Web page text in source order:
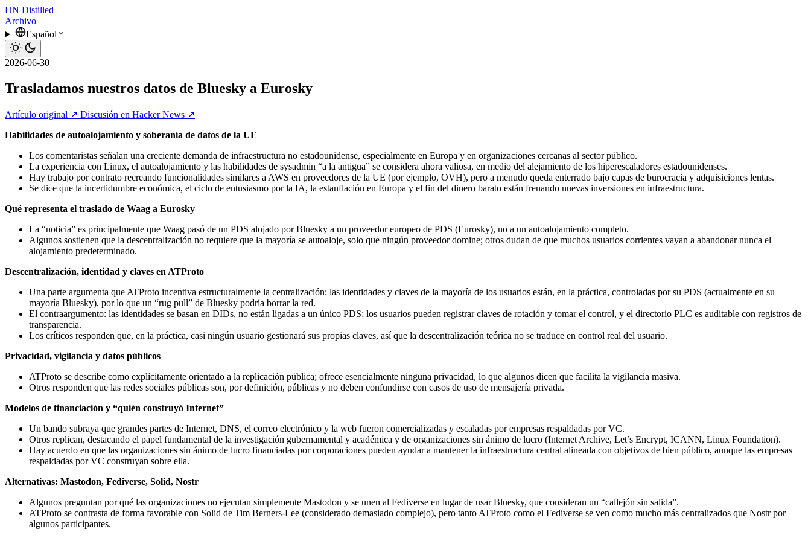
HN Distilled
Archivo
Español
2026-06-30
Trasladamos nuestros datos de Bluesky a Eurosky
Artículo original ↗ Discusión en Hacker News ↗
Habilidades de autoalojamiento y soberanía de datos de la UE
Los comentaristas señalan una creciente demanda de infraestructura no estadounidense, especialmente en Europa y en organizaciones cercanas al sector público.
La experiencia con Linux, el autoalojamiento y las habilidades de sysadmin “a la antigua” se considera ahora valiosa, en medio del alejamiento de los hiperescaladores estadounidenses.
Hay trabajo por contrato recreando funcionalidades similares a AWS en proveedores de la UE (por ejemplo, OVH), pero a menudo queda enterrado bajo capas de burocracia y adquisiciones lentas.
Se dice que la incertidumbre económica, el ciclo de entusiasmo por la IA, la estanflación en Europa y el fin del dinero barato están frenando nuevas inversiones en infraestructura.
Qué representa el traslado de Waag a Eurosky
La “noticia” es principalmente que Waag pasó de un PDS alojado por Bluesky a un proveedor europeo de PDS (Eurosky), no a un autoalojamiento completo.
Algunos sostienen que la descentralización no requiere que la mayoría se autoaloje, solo que ningún proveedor domine; otros dudan de que muchos usuarios corrientes vayan a abandonar nunca el
alojamiento predeterminado.
Descentralización, identidad y claves en ATProto
Una parte argumenta que ATProto incentiva estructuralmente la centralización: las identidades y claves de la mayoría de los usuarios están, en la práctica, controladas por su PDS (actualmente en su
mayoría Bluesky), por lo que un “rug pull” de Bluesky podría borrar la red.
El contraargumento: las identidades se basan en DIDs, no están ligadas a un único PDS; los usuarios pueden registrar claves de rotación y tomar el control, y el directorio PLC es auditable con registros de
transparencia.
Los críticos responden que, en la práctica, casi ningún usuario gestionará sus propias claves, así que la descentralización teórica no se traduce en control real del usuario.
Privacidad, vigilancia y datos públicos
ATProto se describe como explícitamente orientado a la replicación pública; ofrece esencialmente ninguna privacidad, lo que algunos dicen que facilita la vigilancia masiva.
Otros responden que las redes sociales públicas son, por definición, públicas y no deben confundirse con casos de uso de mensajería privada.
Modelos de financiación y “quién construyó Internet”
Un bando subraya que grandes partes de Internet, DNS, el correo electrónico y la web fueron comercializadas y escaladas por empresas respaldadas por VC.
Otros replican, destacando el papel fundamental de la investigación gubernamental y académica y de organizaciones sin ánimo de lucro (Internet Archive, Let’s Encrypt, ICANN, Linux Foundation).
Hay acuerdo en que las organizaciones sin ánimo de lucro financiadas por corporaciones pueden ayudar a mantener la infraestructura central alineada con objetivos de bien público, aunque las empresas
respaldadas por VC construyan sobre ella.
Alternativas: Mastodon, Fediverse, Solid, Nostr
Algunos preguntan por qué las organizaciones no ejecutan simplemente Mastodon y se unen al Fediverse en lugar de usar Bluesky, que consideran un “callejón sin salida”.
ATProto se contrasta de forma favorable con Solid de Tim Berners-Lee (considerado demasiado complejo), pero tanto ATProto como el Fediverse se ven como mucho más centralizados que Nostr por
algunos participantes.